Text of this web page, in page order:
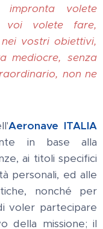
volete
voi volete fare,
vostri obiettivi,
mediocre, senza
non ne
Aeronave ITALIA
in base alla
ai titoli specifici
personali, ed alle
nonché per
voler partecipare
della missione; il